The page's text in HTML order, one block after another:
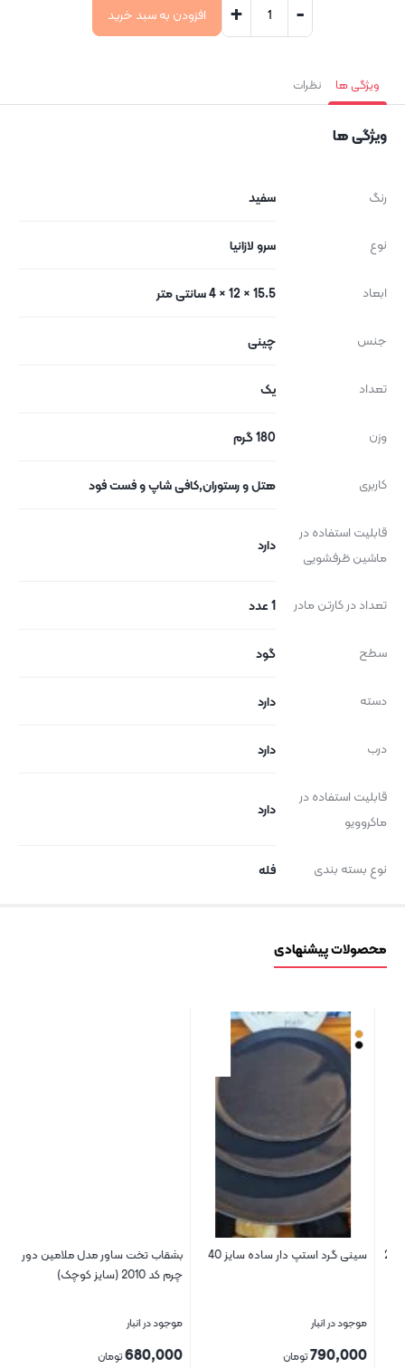
-
+ افزودن به سبد خرید
ویژگی ها نظرات
ویژگی ها
رنگ سفید
نوع سرو لازانیا
ابعاد 15.5 × 12 × 4 سانتی متر
جنس چینی
تعداد یک
وزن 180 گرم
کاربری هتل و رستوران,کافی شاپ و فست فود
قابلیت استفاده در
ماشین ظرفشویی
دارد
تعداد در کارتن مادر 1 عدد
سطح گود
دسته دارد
درب دارد
قابلیت استفاده در
ماکروویو
دارد
نوع بسته بندی فله
محصولات پیشنهادی
سینی گرد استپ دار ساده سایز 40
موجود در انبار
790,000تومان
بشقاب تخت ساور مدل ملامین دور
چرم کد 2010 (سایز کوچک)
موجود در انبار
680,000تومان